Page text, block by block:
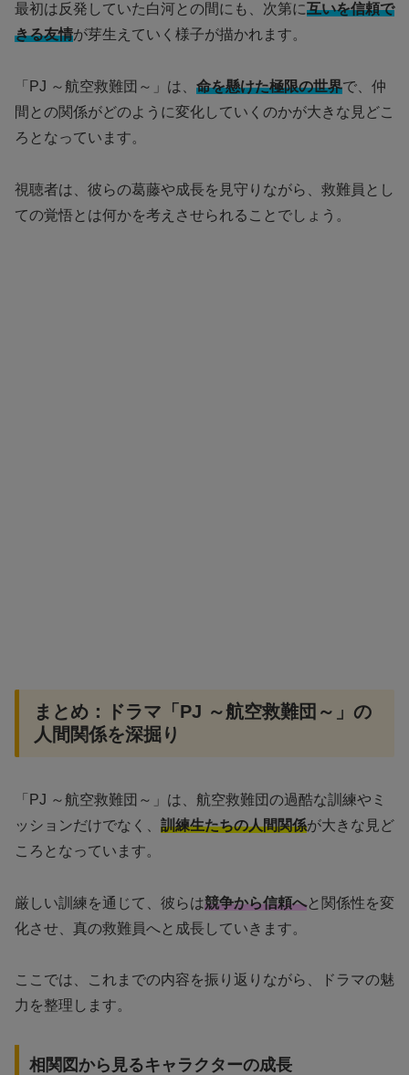
最初は反発していた白河との間にも、次第に互いを信頼で
きる友情が芽生えていく様子が描かれます。
「PJ ～航空救難団～」は、 命を懸けた極限の世界で、仲
間との関係がどのように変化していくのかが大きな見どこ
ろとなっています。
視聴者は、彼らの葛藤や成長を見守りながら、救難員とし
ての覚悟とは何かを考えさせられることでしょう。
まとめ：ドラマ「PJ ～航空救難団～」の
人間関係を深掘り
「PJ ～航空救難団～」は、航空救難団の過酷な訓練やミ
ッションだけでなく、 訓練生たちの人間関係が大きな見ど
ころとなっています。
厳しい訓練を通じて、彼らは競争から信頼へと関係性を変
化させ、真の救難員へと成長していきます。
ここでは、これまでの内容を振り返りながら、ドラマの魅
力を整理します。
相関図から見るキャラクターの成長